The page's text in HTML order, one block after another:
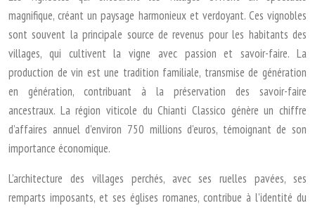
magnifique, créant un paysage harmonieux et verdoyant. Ces vignobles
sont souvent la principale source de revenus pour les habitants des
villages, qui cultivent la vigne avec passion et savoir-faire. La
production de vin est une tradition familiale, transmise de génération
en génération, contribuant à la préservation des savoir-faire
ancestraux. La région viticole du Chianti Classico génère un chiffre
d’affaires annuel d’environ 750 millions d’euros, témoignant de son
importance économique.
L’architecture des villages perchés, avec ses ruelles pavées, ses
remparts imposants, et ses églises romanes, contribue à l’identité du